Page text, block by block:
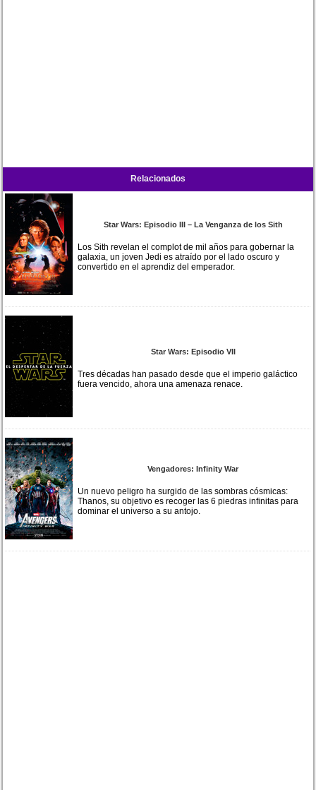
Relacionados
Star Wars: Episodio III – La Venganza de los Sith
Los Sith revelan el complot de mil años para gobernar la
galaxia, un joven Jedi es atraído por el lado oscuro y
convertido en el aprendiz del emperador.
Star Wars: Episodio VII
Tres décadas han pasado desde que el imperio galáctico
fuera vencido, ahora una amenaza renace.
Vengadores: Infinity War
Un nuevo peligro ha surgido de las sombras cósmicas:
Thanos, su objetivo es recoger las 6 piedras infinitas para
dominar el universo a su antojo.